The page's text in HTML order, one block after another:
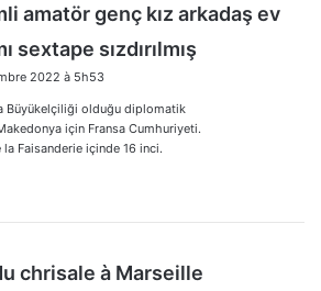
amatör genç kız arkadaş ev
sextape sızdırılmış
2022 à 5h53
Büyükelçiliği olduğu diplomatik
için Fransa Cumhuriyeti.
Faisanderie içinde 16 inci.
chrisale à Marseille